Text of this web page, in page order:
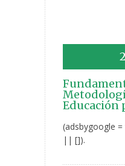
Educación
(adsbygoogle
|| []).